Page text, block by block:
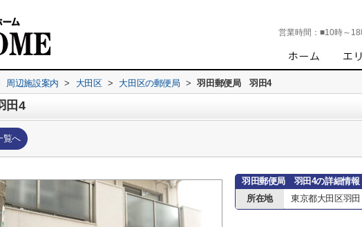
営業時間： ■10時～18
周辺施設案内 > 大田区 > 大田区の郵便局 > 羽田郵便局 羽田4
田4
覧へ
羽田郵便局 羽田4の詳細情報
所在地
東京都大田区羽